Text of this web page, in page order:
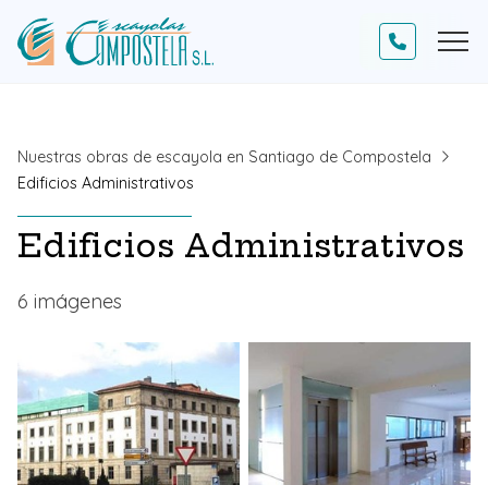
Nuestras obras de escayola en Santiago de Compostela
Edificios Administrativos
Edificios Administrativos
6 imágenes